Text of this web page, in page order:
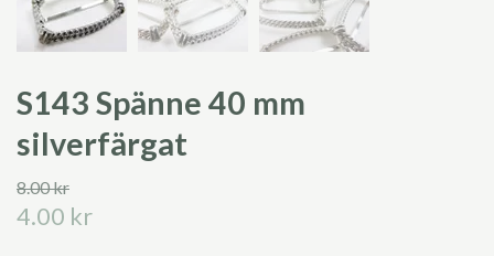
S143 Spänne 40 mm
silverfärgat
8.00 kr
4.00 kr